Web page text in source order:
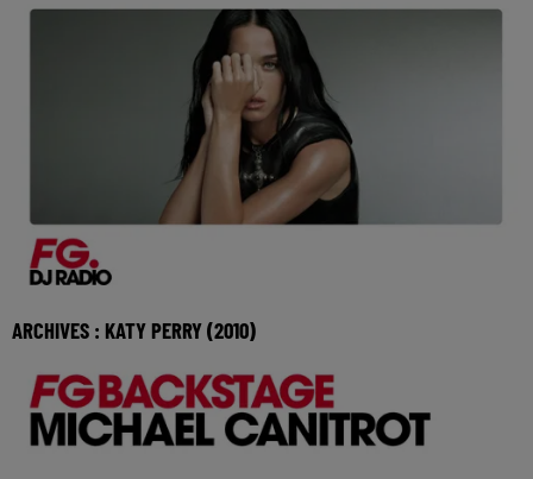
ARCHIVES : KATY PERRY (2010)
l'Happy Hour, enregistrée par Antoine Baduel